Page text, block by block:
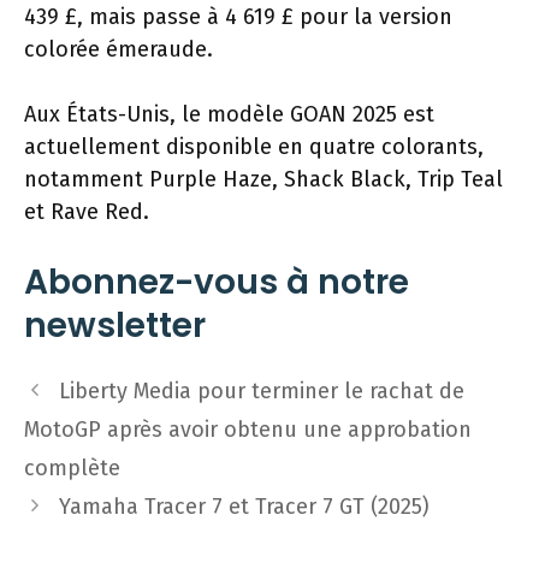
439 £, mais passe à 4 619 £ pour la version
colorée émeraude.
Aux États-Unis, le modèle GOAN 2025 est
actuellement disponible en quatre colorants,
notamment Purple Haze, Shack Black, Trip Teal
et Rave Red.
Abonnez-vous à notre
newsletter
Navigation
des
articles
Liberty Media pour terminer le rachat de
MotoGP après avoir obtenu une approbation
complète
Yamaha Tracer 7 et Tracer 7 GT (2025)